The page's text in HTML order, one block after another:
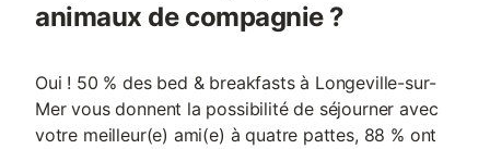
animaux de compagnie ?
Oui ! 50 % des bed & breakfasts à Longeville-sur-
Mer vous donnent la possibilité de séjourner avec
votre meilleur(e) ami(e) à quatre pattes, 88 % ont